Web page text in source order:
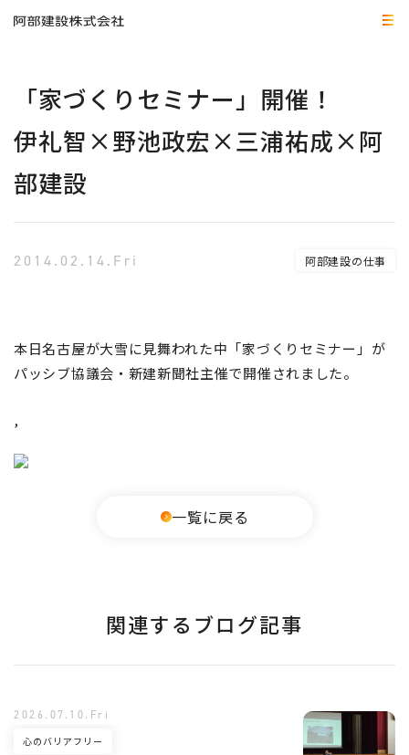
「家づくりセミナー」開催！
伊礼智×野池政宏×三浦祐成×阿
部建設
2014.02.14.Fri 阿部建設の仕事
本日名古屋が大雪に見舞われた中「家づくりセミナー」が
パッシブ協議会・新建新聞社主催で開催されました。
,
一覧に戻る
関連するブログ記事
心のバリアフリー
2026.07.10.Fri